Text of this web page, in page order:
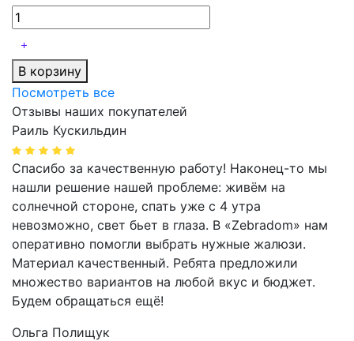
В корзину
Посмотреть все
Отзывы наших покупателей
Раиль Кускильдин
Спасибо за качественную работу! Наконец-то мы
нашли решение нашей проблеме: живём на
солнечной стороне, спать уже с 4 утра
невозможно, свет бьет в глаза. В «Zebradom» нам
оперативно помогли выбрать нужные жалюзи.
Материал качественный. Ребята предложили
множество вариантов на любой вкус и бюджет.
Будем обращаться ещё!
Ольга Полищук